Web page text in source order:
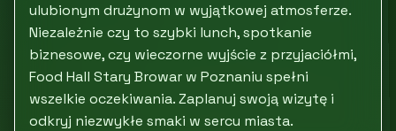
ulubionym drużynom w wyjątkowej atmosferze.
Niezależnie czy to szybki lunch, spotkanie
biznesowe, czy wieczorne wyjście z przyjaciółmi,
Food Hall Stary Browar w Poznaniu spełni
wszelkie oczekiwania. Zaplanuj swoją wizytę i
odkryj niezwykłe smaki w sercu miasta.